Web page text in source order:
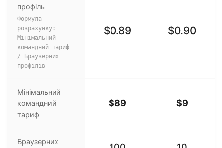
профіль
Формула
розрахунку:
Мінімальний
командний тариф
/ Браузерних
профілів
$0.89 $0.90
Мінімальний
командний
тариф
$89 $9
Браузерних